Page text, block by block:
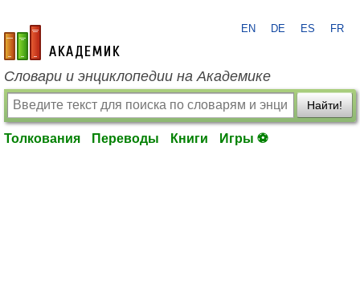
academic.ru
EN DE ES FR
Словари и энциклопедии на Академике
Найти!
Толкования Переводы Книги Игры ⚽